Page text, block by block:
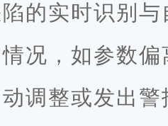
的实时识别
况，如参数
调整或发出